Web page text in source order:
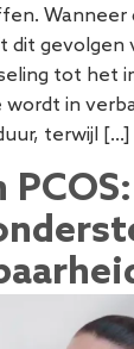
Wanneer
gevolgen
tot het
in
terwijl […]